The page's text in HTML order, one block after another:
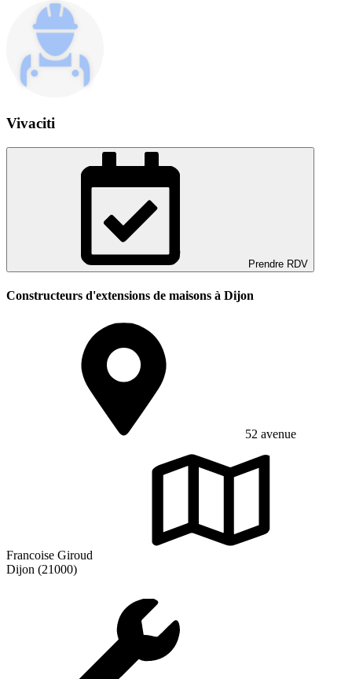
Vivaciti
Prendre RDV
Constructeurs d'extensions de maisons à Dijon
52 avenue
Francoise Giroud
Dijon (21000)